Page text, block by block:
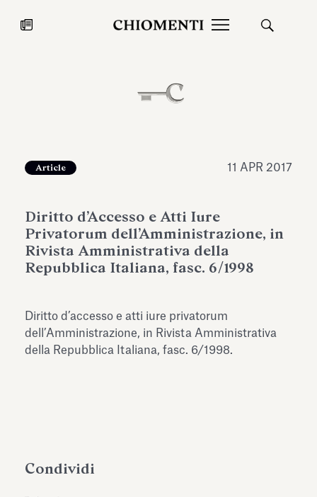
27 LUG 2026
ampliando gli spazi espositivi
dell’Antiquarium di Villa Albani
Torlonia
Leggi tutto
Article 11 APR 2017
Diritto d’Accesso e Atti Iure
Privatorum dell’Amministrazione, in
Rivista Amministrativa della
Repubblica Italiana, fasc. 6/1998
Diritto d’accesso e atti iure privatorum
dell’Amministrazione, in Rivista Amministrativa
della Repubblica Italiana, fasc. 6/1998.
Condividi